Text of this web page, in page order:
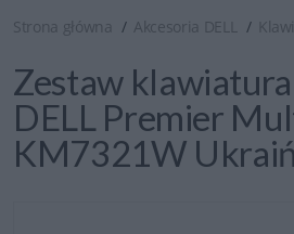
Strona główna Akcesoria DELL
Zestaw
DELL Premier
KM7321W